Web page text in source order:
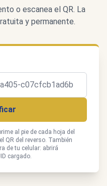
o escanea el QR. La
y permanente.
al pie de cada hoja del
QR del reverso. También
de tu celular: abrirá
cargado.